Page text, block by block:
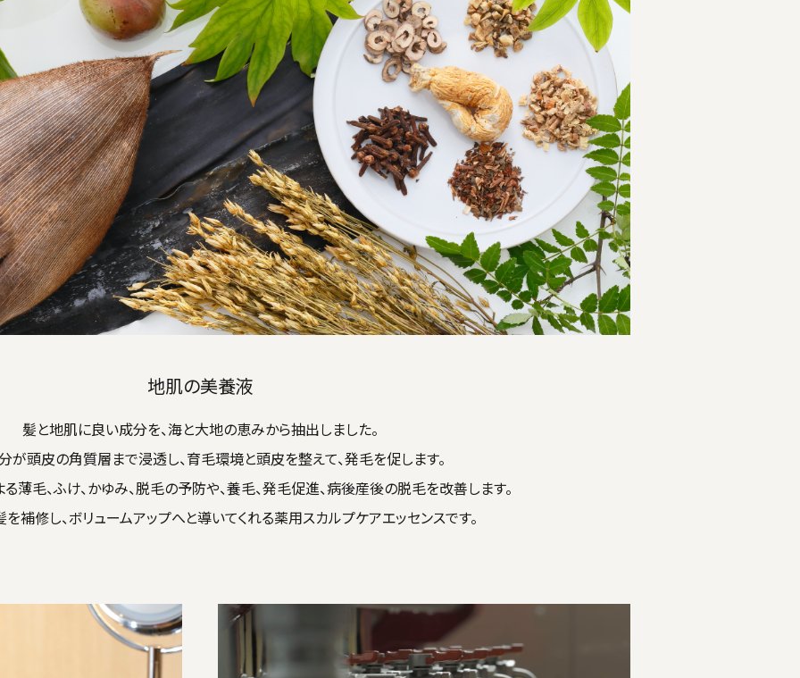
地肌の美養液
髪と地肌に良い成分を、海と大地の恵みから抽出しました。
が頭皮の角質層まで浸透し、育毛環境と頭皮を整えて、発毛を促します。
薄毛、ふけ、かゆみ、脱毛の予防や、養毛、発毛促進、病後産後の脱毛を改善します。
補修し、ボリュームアップへと導いてくれる薬用スカルプケアエッセンスです。